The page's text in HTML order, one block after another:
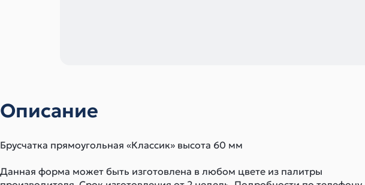
Описание
Брусчатка прямоугольная «Классик» высота 60 мм
Данная форма может быть изготовлена в любом цвете из палитры